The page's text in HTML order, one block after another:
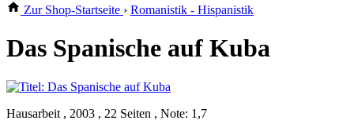
Zur Shop-Startseite › Romanistik - Hispanistik
Das Spanische auf Kuba
Hausarbeit , 2003 , 22 Seiten , Note: 1,7